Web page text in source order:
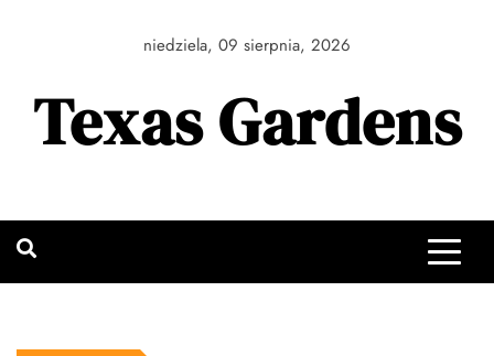
niedziela, 09 sierpnia, 2026
Texas Gardens